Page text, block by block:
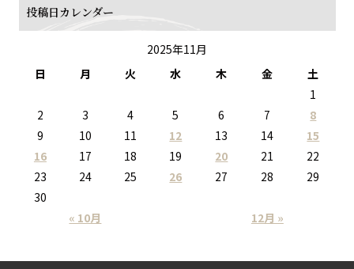
投稿日カレンダー
2025年11月
日
月 火 水 木 金 土
« 10月 12月 »
1
2
3 4 5 6 7
8
9
10 11 12 13 14
15
16
17 18 19 20 21
22
23
24 25 26 27 28
29
30